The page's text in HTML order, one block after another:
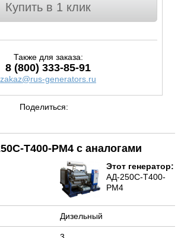
Купить в 1 клик
Также для заказа:
8 (800) 333-85-91
zakaz@rus-generators.ru
Поделиться:
Т400-РМ4 с аналогами
Этот генератор:
АД-250С-Т400-
РМ4
Дизельный